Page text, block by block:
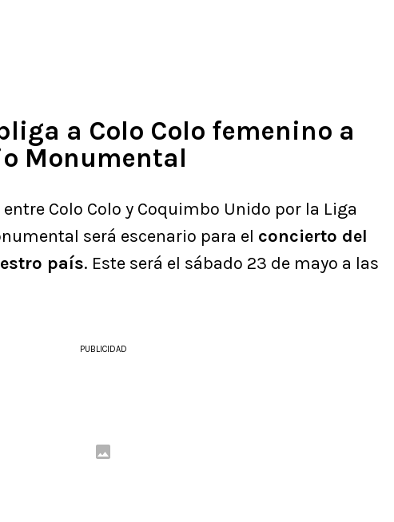
a Colo Colo femenino a
Monumental
Colo Colo y Coquimbo Unido por la Liga
será escenario para el concierto del
país. Este será el sábado 23 de mayo a las
PUBLICIDAD